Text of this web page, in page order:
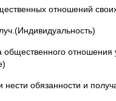
отношений
обязанности и